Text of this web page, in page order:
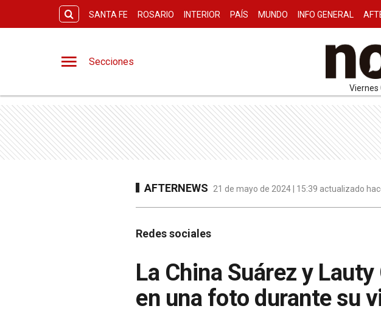
SANTA FE ROSARIO INTERIOR PAÍS MUNDO INFO GENERAL
Secciones
AFTERNEWS 21 de mayo de 2024 | 15:39 actualizado
Redes sociales
La China Suárez y
en una foto durante su